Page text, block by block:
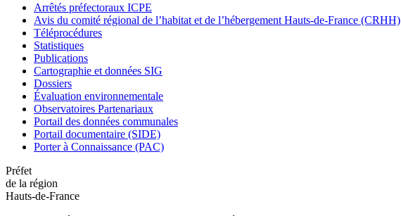
Arrêtés préfectoraux ICPE
Avis du comité régional de l’habitat et de l’hébergement Hauts-de-France (CRHH)
Téléprocédures
Statistiques
Publications
Cartographie et données SIG
Dossiers
Évaluation environnementale
Observatoires Partenariaux
Portail des données communales
Portail documentaire (SIDE)
Porter à Connaissance (PAC)
Préfet
de la région
Hauts-de-France